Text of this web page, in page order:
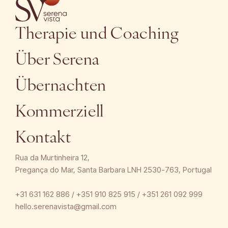
Therapie und Coaching
Über Serena
Übernachten
Kommerziell
Kontakt
Rua da Murtinheira 12,
Pregança do Mar, Santa Barbara LNH 2530-763, Portugal
+31 631 162 886 / +351 910 825 915 / +351 261 092 999
hello.serenavista@gmail.com